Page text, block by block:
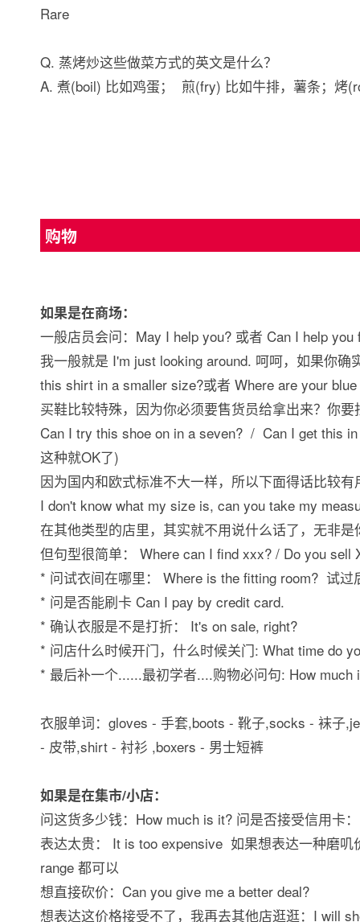
Rare
Q. 蒸烤炒这些做菜方式的英文是什么？
A. 煮(boil) 比如鸡蛋； 煎(fry) 比如牛排，薯条；烤
购物
如果是在商场：
一般店员会问：May I help you? 或者 Can I help you
我一般就是 I'm just looking around. 呵呵，如果你
this shirt in a smaller size?或者 Where are your
买鞋比较特殊，因为你必须要售货员给拿出来？你要
Can I try this shoe on in a seven? / Can I get this
这种就OK了)
因为国内和欧式标准不大一样，所以下面得话比较有
I don't know what my size is, can you take my
在其他类型的店里，其实就不用说什么话了，无非
但句型很简单： Where can I find xxx? / Do you sell
* 问试衣间在哪里： Where is the fitting room? 试
* 问是否能刷卡 Can I pay by credit card.
* 确认衣服是不是打折： It's on sale, right?
* 问店什么时候开门，什么时候关门: What time do
* 最后补一个......最初学者....购物必问句: How much
衣服单词：gloves - 手套,boots - 靴子,socks - 袜子
- 皮带,shirt - 衬衫 ,boxers - 男士短裤
如果是在集市/小店：
问这货多少钱：How much is it? 问是否接受信用卡
表达太贵： It is too expensive 如果想表达一种磨
range 都可以
想直接砍价：Can you give me a better deal?
想表达这价格接受不了，我再去其他店逛逛：I will